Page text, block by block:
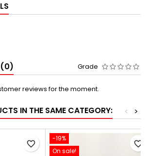
(0) Grade
reviews for the moment.
IN THE SAME CATEGORY: >
<
favorite_border
-19%
On sale!
favorite_border